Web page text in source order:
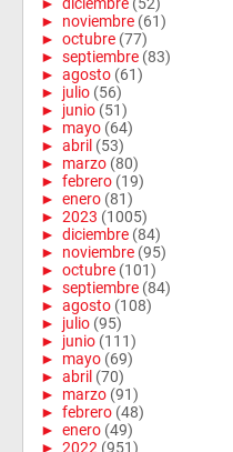
► noviembre (61)
► octubre (77)
► septiembre (83)
► agosto (61)
► julio (56)
► junio (51)
► mayo (64)
► abril (53)
► marzo (80)
► febrero (19)
► enero (81)
► 2023 (1005)
► diciembre (84)
► noviembre (95)
► octubre (101)
► septiembre (84)
► agosto (108)
► julio (95)
► junio (111)
► mayo (69)
► abril (70)
► marzo (91)
► febrero (48)
► enero (49)
► 2022 (951)